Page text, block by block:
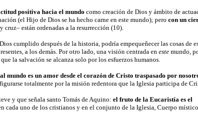
positiva hacia el mundo como creación de Dios y ámbito de
(el Hijo de Dios se ha hecho carne en este mundo); pero con un
están ordenadas a la resurrección (10).
cumplido después de la historia, podría empequeñecer las cosas de
a los demás. Por otro lado, una visión centrada en estemundo,
la salvación se alcanza solo por los esfuerzos humanos.
mundo es un amor desde el corazón de Cristo traspasado por
totalmente por la misión redentora que la Iglesia participa de
y que señala santo Tomás de Aquino: el fruto de la Eucaristía es el
cada uno de los cristianos y en el conjunto de la Iglesia, Cuerpo